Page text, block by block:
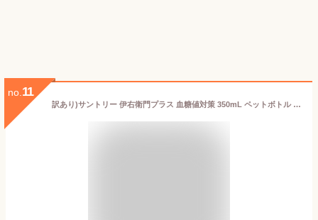
no. 11
訳あり)サントリー 伊右衛門プラス 血糖値対策 350mL ペットボトル 緑茶 お茶 飲料